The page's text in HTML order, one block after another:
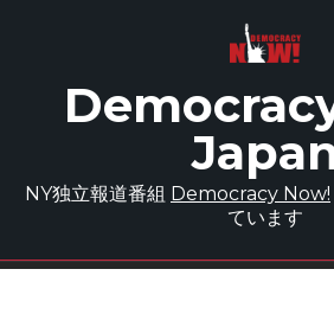
NY独立報道番組 Democracy Now!
ています